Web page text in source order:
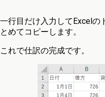
一行目だけ入力してExcelの
とめてコピーします。
これで仕訳の完成です。